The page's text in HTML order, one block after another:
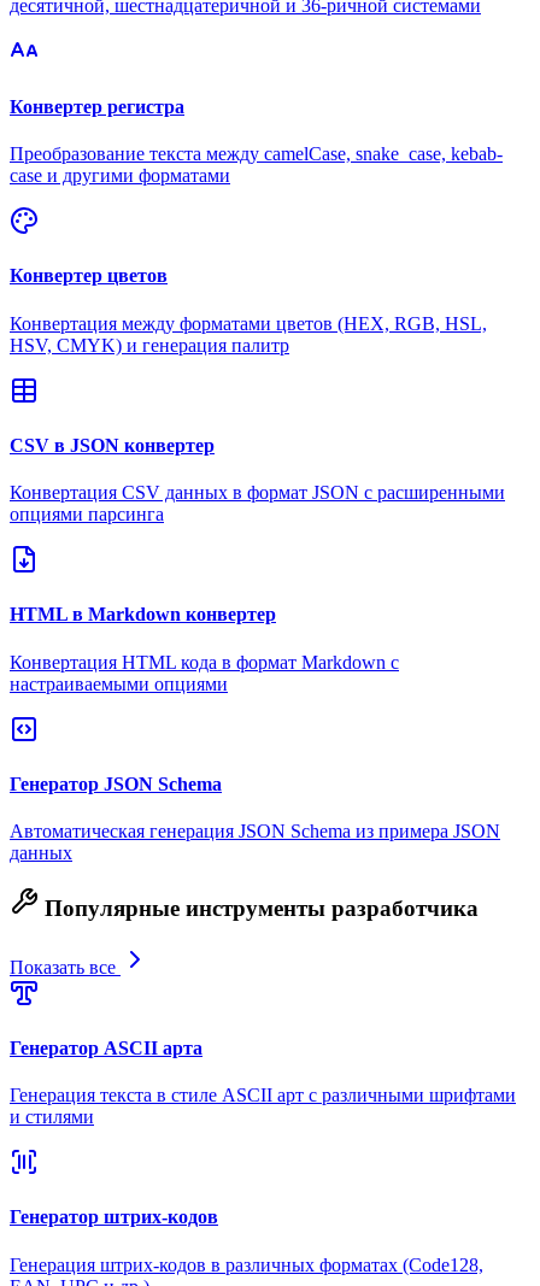
десятичной, шестнадцатеричной и 36-ричной системами
Конвертер регистра
Преобразование текста между camelCase, snake_case, kebab-
case и другими форматами
Конвертер цветов
Конвертация между форматами цветов (HEX, RGB, HSL,
HSV, CMYK) и генерация палитр
CSV в JSON конвертер
Конвертация CSV данных в формат JSON с расширенными
опциями парсинга
HTML в Markdown конвертер
Конвертация HTML кода в формат Markdown с
настраиваемыми опциями
Генератор JSON Schema
Автоматическая генерация JSON Schema из примера JSON
данных
Популярные инструменты разработчика
Показать все
Генератор ASCII арта
Генерация текста в стиле ASCII арт с различными шрифтами
и стилями
Генератор штрих-кодов
Генерация штрих-кодов в различных форматах (Code128,